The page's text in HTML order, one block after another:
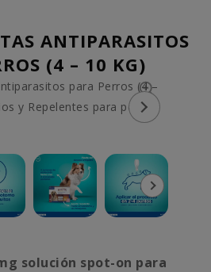
ANTIPARASITOS
(4 – 10 KG)
solución spot-on para